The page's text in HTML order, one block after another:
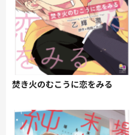
焚き火のむこうに恋をみる